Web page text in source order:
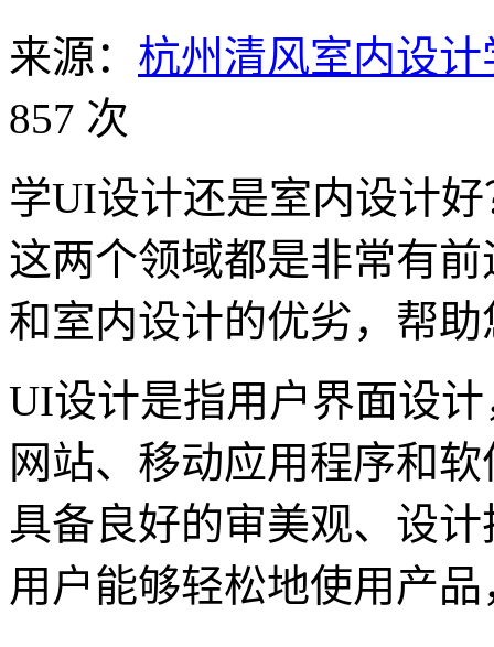
来源： 杭州清风室内设计
857 次
学UI设计还是室内设计
这两个领域都是非常有
和室内设计的优劣，帮
UI设计是指用户界面设
网站、移动应用程序和
具备良好的审美观、设
用户能够轻松地使用产